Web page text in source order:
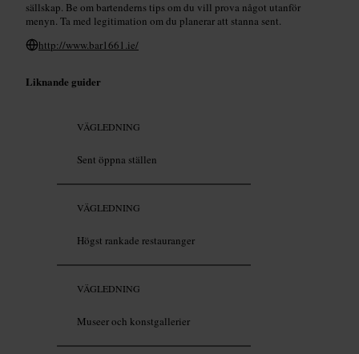
sällskap. Be om bartenderns tips om du vill prova något utanför
menyn. Ta med legitimation om du planerar att stanna sent.
http://www.bar1661.ie/
Liknande guider
VÄGLEDNING
Sent öppna ställen
VÄGLEDNING
Högst rankade restauranger
VÄGLEDNING
Museer och konstgallerier